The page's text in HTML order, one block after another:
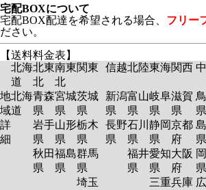
宅配BOXについて
宅配BOX配達を希望される場合、 フリー
ださい。
【送料料金表】
北海
道
北東
北
南東
北
関東 信越北陸東海関西
地
域
詳
細
北海
道
青森
県
岩手
県
秋田
県
宮城
県
山形
県
福島
県
茨城
県
栃木
県
群馬
県
埼玉
新潟
県
長野
県
富山
県
石川
県
福井
県
岐阜
県
静岡
県
愛知
県
三重
滋賀
県
京都
府
大阪
府
兵庫